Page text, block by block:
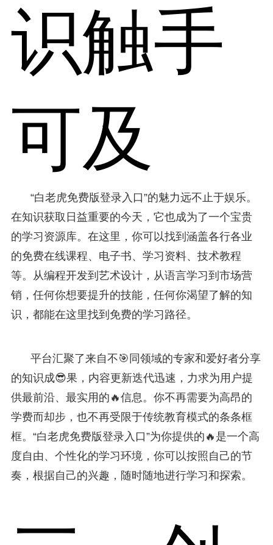
识触手
可及
“白老虎免费版登录入口”的魅力远不止于娱乐。
在知识获取日益重要的今天，它也成为了一个宝贵
的学习资源库。在这里，你可以找到涵盖各行各业
的免费在线课程、电子书、学习资料、技术教程
等。从编程开发到艺术设计，从语言学习到市场营
销，任何你想要提升的技能，任何你渴望了解的知
识，都能在这里找到免费的学习路径。
平台汇聚了来自不🎯同领域的专家和爱好者分享
的知识成😎果，内容更新迭代迅速，力求为用户提
供最前沿、最实用的🔥信息。你不再需要为高昂的
学费而却步，也不再受限于传统教育模式的条条框
框。“白老虎免费版登录入口”为你提供的🔥是一个高
度自由、个性化的学习环境，你可以按照自己的节
奏，根据自己的兴趣，随时随地进行学习和探索。